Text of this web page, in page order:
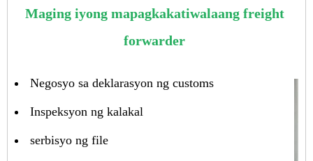
Maging iyong mapagkakatiwalaang freight
forwarder
Negosyo sa deklarasyon ng customs
Inspeksyon ng kalakal
serbisyo ng file